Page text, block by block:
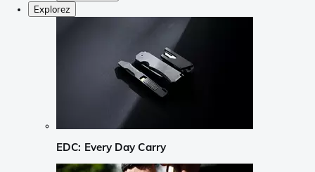
Explorez
EDC: Every Day Carry